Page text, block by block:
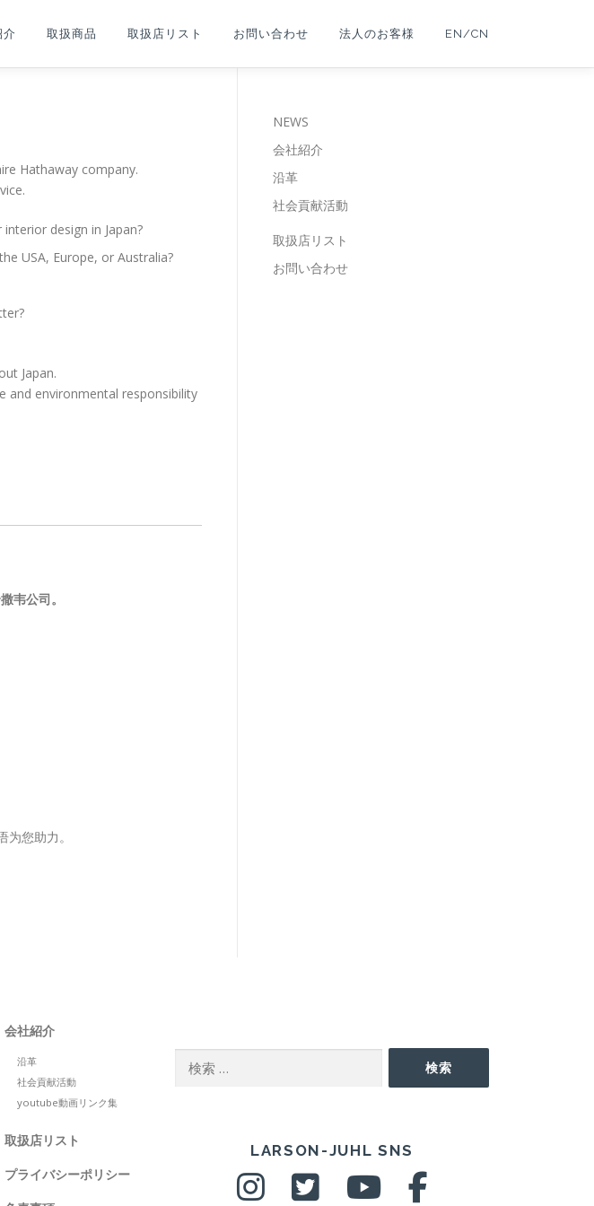
介 取扱商品 取扱店リスト お問い合わせ 法人のお客様 EN/CN
Hathaway company.
design in Japan?
USA, Europe, or Australia?
Japan.
and environmental responsibility
韦公司。
您助力。
NEWS
会社紹介
沿革
社会貢献活動
取扱店リスト
お問い合わせ
会社紹介
沿革
社会貢献活動
youtube動画リンク集
取扱店リスト
プライバシーポリシー
検索
LARSON-JUHL SNS